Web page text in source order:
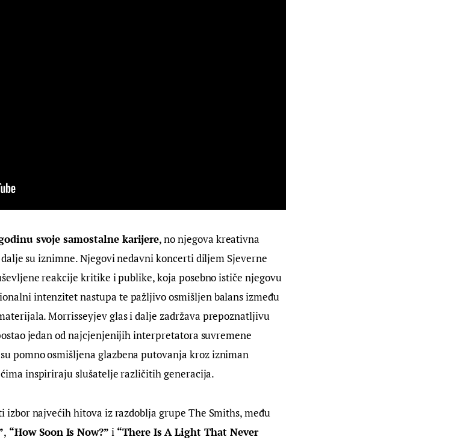
svoje samostalne karijere, no njegova kreativna
su iznimne. Njegovi nedavni koncerti diljem Sjeverne
reakcije kritike i publike, koja posebno ističe njegovu
intenzitet nastupa te pažljivo osmišljen balans između
Morrisseyjev glas i dalje zadržava prepoznatljivu
jedan od najcjenjenijih interpretatora suvremene
pomno osmišljena glazbena putovanja kroz izniman
inspiriraju slušatelje različitih generacija.
izbor najvećih hitova iz razdoblja grupe The Smiths, među
, “How Soon Is Now?” i “There Is A Light That Never